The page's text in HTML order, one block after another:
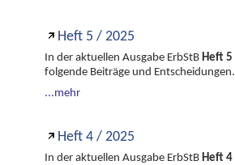
Heft 5 / 2025
In der aktuellen Ausgabe ErbStB Heft 5
folgende Beiträge und Entscheidungen.
...mehr
Heft 4 / 2025
In der aktuellen Ausgabe ErbStB Heft 4